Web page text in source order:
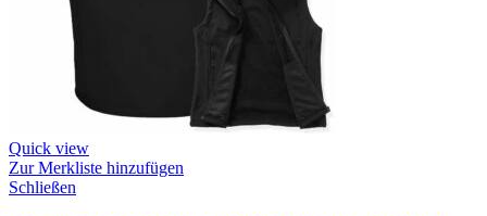
Quick view
Zur Merkliste hinzufügen
Schließen